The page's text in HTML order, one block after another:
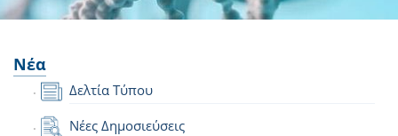
Νέα
Δελτία Τύπου
Νέες Δημοσιεύσεις